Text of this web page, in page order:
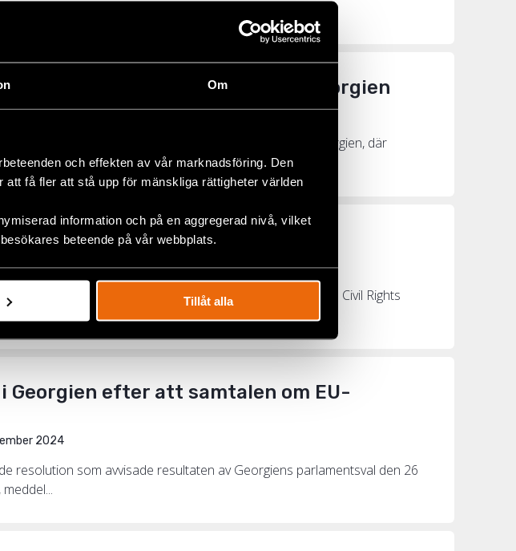
Om
och effekten av vår marknadsföring. Den
få fler att stå upp för mänskliga rättigheter världen
information och på en aggregerad nivå, vilket
beteende på vår webbplats.
Tillåt alla
och yttrandefriheten i Georgien
ingår, är djupt oroat över den senaste utvecklingen i Georgien, där
Tvungen a...
– folket trotsar polisens våld
valet den 26 oktober. Och regimens svar är hårt. Civil Rights
mitt i proteste...
Georgien efter att samtalen om EU-
2024
resolution som avvisade resultaten av Georgiens parlamentsval den 26